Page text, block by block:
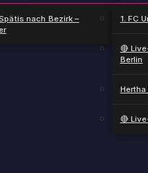
nach Bezirk –
1. FC
🔴
Berlin
Hertha
🔴